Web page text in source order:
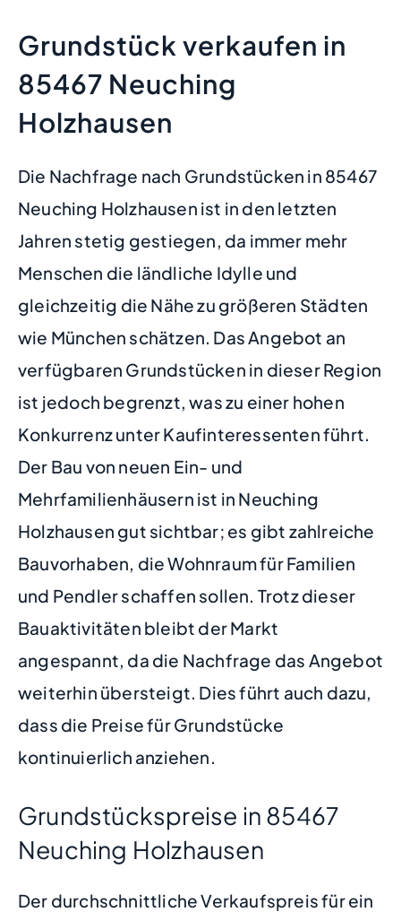
Grundstück verkaufen in
85467 Neuching
Holzhausen
Die Nachfrage nach Grundstücken in 85467
Neuching Holzhausen ist in den letzten
Jahren stetig gestiegen, da immer mehr
Menschen die ländliche Idylle und
gleichzeitig die Nähe zu größeren Städten
wie München schätzen. Das Angebot an
verfügbaren Grundstücken in dieser Region
ist jedoch begrenzt, was zu einer hohen
Konkurrenz unter Kaufinteressenten führt.
Der Bau von neuen Ein- und
Mehrfamilienhäusern ist in Neuching
Holzhausen gut sichtbar; es gibt zahlreiche
Bauvorhaben, die Wohnraum für Familien
und Pendler schaffen sollen. Trotz dieser
Bauaktivitäten bleibt der Markt
angespannt, da die Nachfrage das Angebot
weiterhin übersteigt. Dies führt auch dazu,
dass die Preise für Grundstücke
kontinuierlich anziehen.
Grundstückspreise in 85467
Neuching Holzhausen
Der durchschnittliche Verkaufspreis für ein